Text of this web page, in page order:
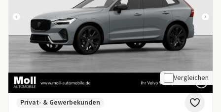
Vergleichen
Privat- & Gewerbekunden